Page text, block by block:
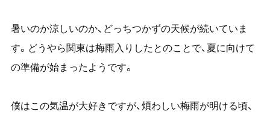
暑いのか涼しいのか、どっちつかずの天候が続いていま
す。どうやら関東は梅雨入りしたとのことで、夏に向けて
の準備が始まったようです。
僕はこの気温が大好きですが、煩わしい梅雨が明ける頃、